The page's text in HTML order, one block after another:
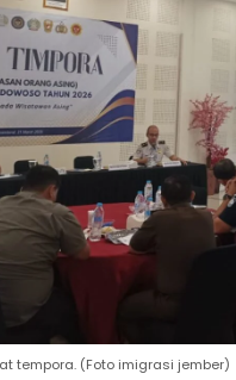
tempora. (Foto imigrasi jember)